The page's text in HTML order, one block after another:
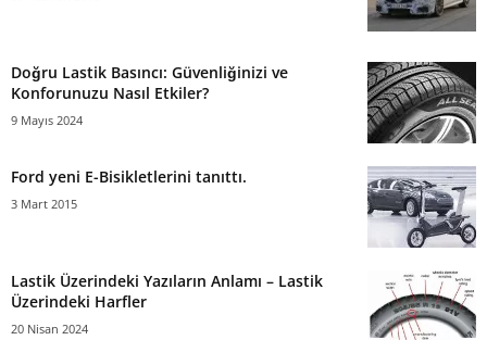
Doğru Lastik Basıncı: Güvenliğinizi ve
Konforunuzu Nasıl Etkiler?
9 Mayıs 2024
Ford yeni E-Bisikletlerini tanıttı.
3 Mart 2015
Lastik Üzerindeki Yazıların Anlamı – Lastik
Üzerindeki Harfler
20 Nisan 2024